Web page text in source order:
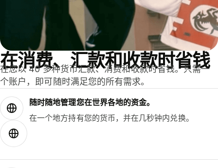
在消费、汇款和收款时省钱
在您以 40 多种货币汇款、消费和收款时省钱。只需一
个账户，即可随时满足您的所有需求。
随时随地管理您在世界各地的资金。
在一个地方持有您的货币，并在几秒钟内兑换。